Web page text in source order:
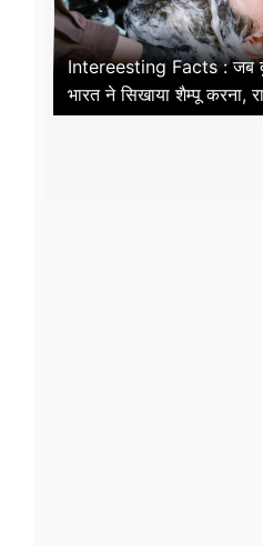
Intereesting Facts : जब
भारत ने सिखाया शैम्पू करना,